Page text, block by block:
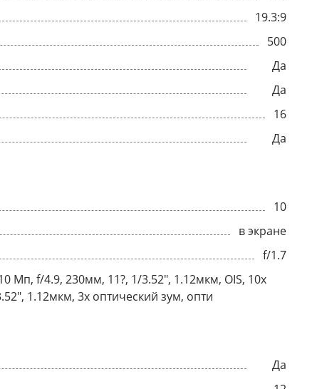
19.3:9
500
Да
Да
16
Да
10
в экране
f/1.7
Мп, f/4.9, 230мм, 11?, 1/3.52", 1.12мкм, OIS, 10x
1.12мкм, 3x оптический зум, опти
Да